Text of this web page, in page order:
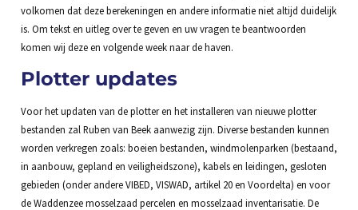
volkomen dat deze berekeningen en andere informatie niet altijd duidelijk
is. Om tekst en uitleg over te geven en uw vragen te beantwoorden
komen wij deze en volgende week naar de haven.
Plotter updates
Voor het updaten van de plotter en het installeren van nieuwe plotter
bestanden zal Ruben van Beek aanwezig zijn. Diverse bestanden kunnen
worden verkregen zoals: boeien bestanden, windmolenparken (bestaand,
in aanbouw, gepland en veiligheidszone), kabels en leidingen, gesloten
gebieden (onder andere VIBED, VISWAD, artikel 20 en Voordelta) en voor
de Waddenzee mosselzaad percelen en mosselzaad inventarisatie. De